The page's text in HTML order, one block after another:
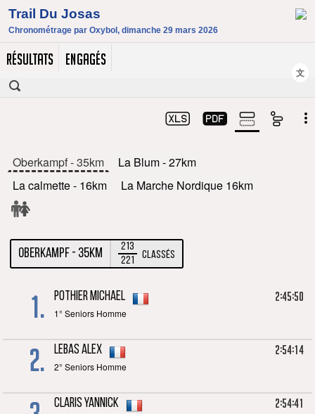
RÉSULTATS ENGAGÉS
文
Oberkampf - 35km
La Blum - 27km
La calmette - 16km
La Marche Nordique 16km
Oberkampf - 35km
213
221
Classés
1. POTHIER Michael
1° Seniors Homme
2:45:50
2. LEBAS Alex
2° Seniors Homme
2:54:14
CLARIS Yannick 2:54:41